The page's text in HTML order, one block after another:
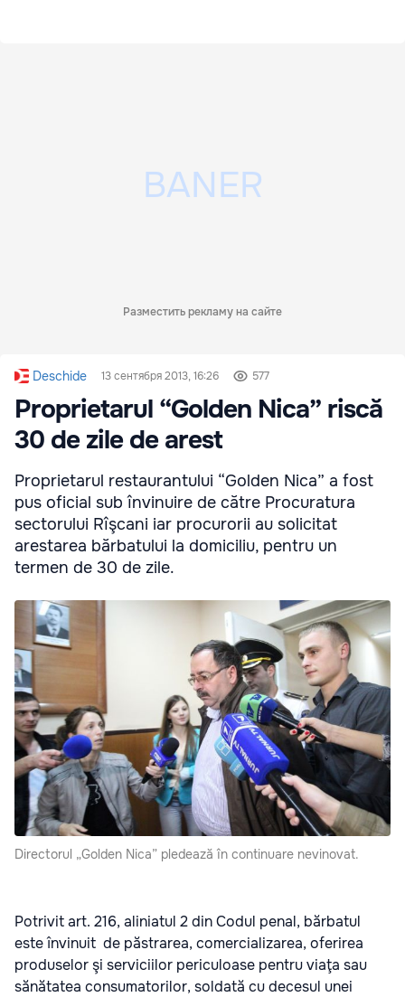
Разместить рекламу на сайте
Deschide 13 сентября 2013, 16:26 577
Proprietarul “Golden Nica” riscă
30 de zile de arest
Proprietarul restaurantului “Golden Nica” a fost
pus oficial sub învinuire de către Procuratura
sectorului Rîşcani iar procurorii au solicitat
arestarea bărbatului la domiciliu, pentru un
termen de 30 de zile.
Directorul „Golden Nica” pledează în continuare nevinovat.
Potrivit art. 216, aliniatul 2 din Codul penal, bărbatul
este învinuit de păstrarea, comercializarea, oferirea
produselor şi serviciilor periculoase pentru viaţa sau
sănătatea consumatorilor, soldată cu decesul unei